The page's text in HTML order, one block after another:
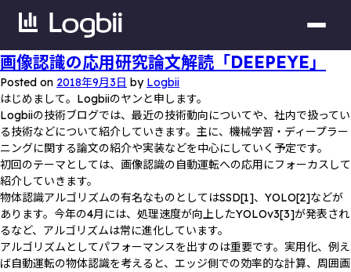
画像認識の応用研究論文解読「DEEPEYE」
Posted on 2018年9月3日 by Logbii
はじめまして。Logbiiのヤンと申します。
Logbiiの技術ブログでは、最近の技術動向についてや、社内で扱ってい
る技術などについて紹介していきます。主に、機械学習・ディープラー
ニングに関する論文の紹介や実装などを中心にしていく予定です。
初回のテーマとしては、画像認識の自動運転への応用にフォーカスして
紹介していきます。
物体認識アルゴリズムの有名なものとしてはSSD[1]、YOLO[2]などが
あります。今年の4月には、処理速度が向上したYOLOv3[3]が発表され
るなど、アルゴリズムは常に進化しています。
アルゴリズムとしてパフォーマンスを出すのは重要です。実用化、例え
ば自動運転の物体認識を考えると、エッジ側での効率的な計算、周囲画